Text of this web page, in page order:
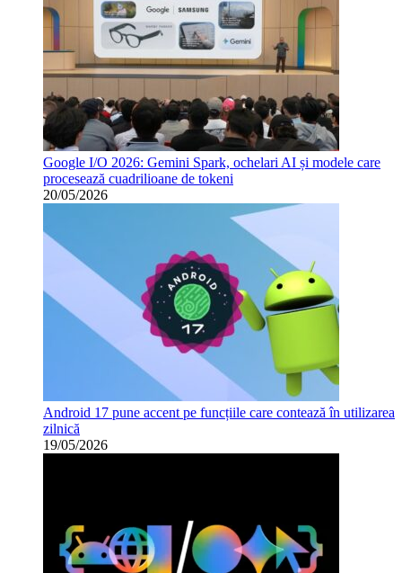
Google I/O 2026: Gemini Spark, ochelari AI și modele care
procesează cuadrilioane de tokeni
20/05/2026
Android 17 pune accent pe funcțiile care contează în utilizarea
zilnică
19/05/2026